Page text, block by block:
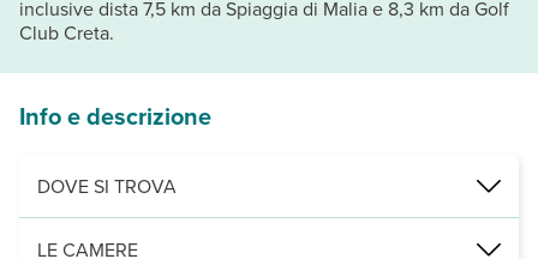
inclusive dista 7,5 km da Spiaggia di Malia e 8,3 km da Golf
Club Creta.
Info e descrizione
DOVE SI TROVA
Nei pressi di: Parco acquatico di Star Beach
LE CAMERE